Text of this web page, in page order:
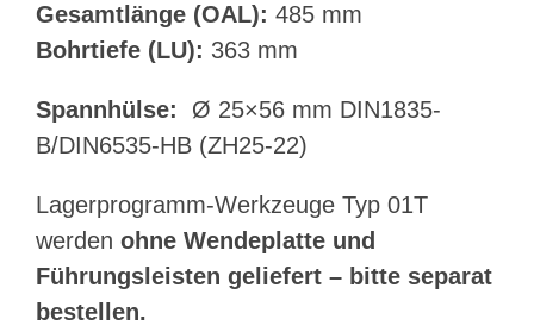
Gesamtlänge (OAL): 485 mm
Bohrtiefe (LU): 363 mm
Spannhülse:
Ø 25×56 mm DIN1835-
B/DIN6535-HB (ZH25-22)
Lagerprogramm-Werkzeuge Typ 01T
werden ohne Wendeplatte und
Führungsleisten geliefert – bitte separat
bestellen.